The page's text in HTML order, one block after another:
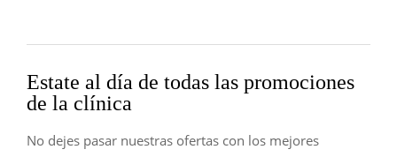
Estate al día de todas las promociones
de la clínica
No dejes pasar nuestras ofertas con los mejores